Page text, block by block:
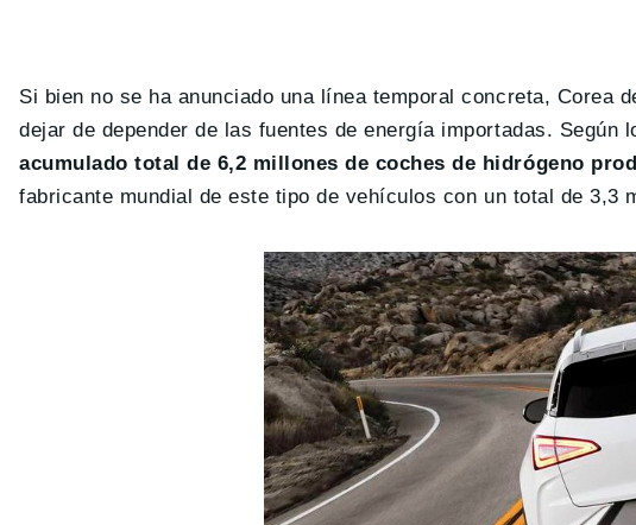
Si bien no se ha anunciado una línea temporal concreta, Corea
dejar de depender de las fuentes de energía importadas. Según
acumulado total de 6,2 millones de coches de hidrógeno
fabricante mundial de este tipo de vehículos con un total de 3,3